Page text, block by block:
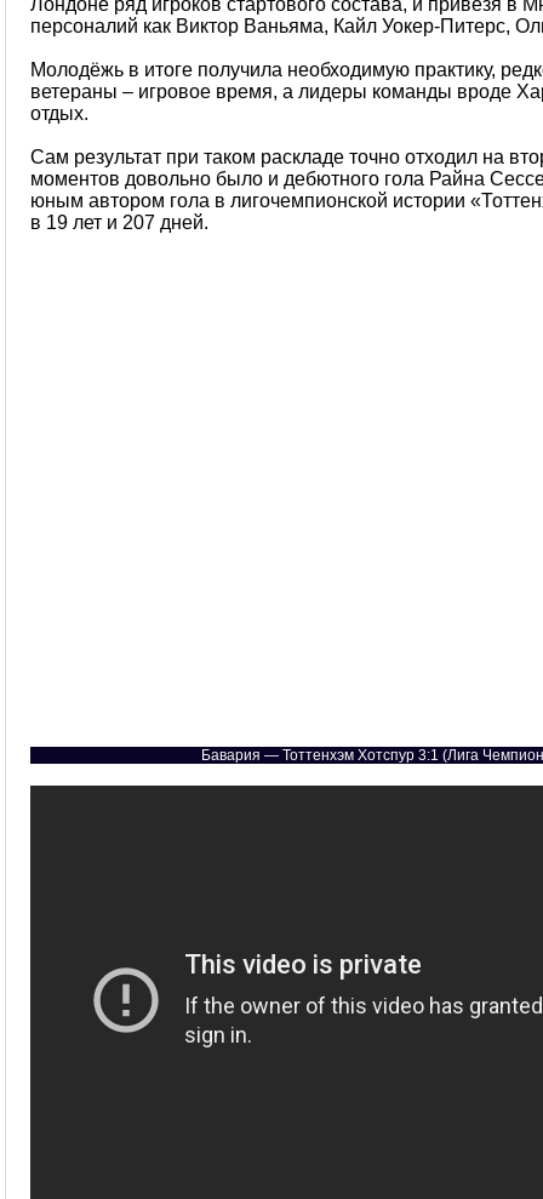
Лондоне ряд игроков стартового состава, и привезя в
персоналий как Виктор Ваньяма, Кайл Уокер-Питерс,
Молодёжь в итоге получила необходимую практику,
ветераны – игровое время, а лидеры команды вроде
отдых.
Сам результат при таком раскладе точно отходил на
моментов довольно было и дебютного гола Райна
юным автором гола в лигочемпионской истории
в 19 лет и 207 дней.
Бавария — Тоттенхэм Хотспур 3:1 (Лига